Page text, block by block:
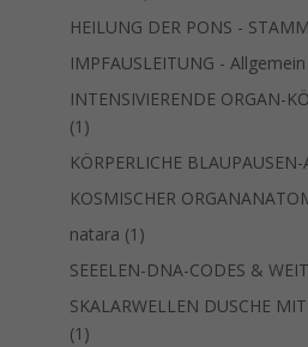
HEILUNG DER PONS -
IMPFAUSLEITUNG -
INTENSIVIERENDE ORGAN-
1 1
Produkt
KÖRPERLICHE
KOSMISCHER
natara 1 1
Produkt
SEEELEN-DNA-CODES &
SKALARWELLEN DUSCHE
1 1